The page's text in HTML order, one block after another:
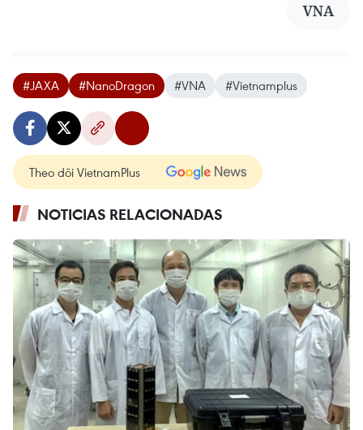
VNA
#JAXA #NanoDragon #VNA #Vietnamplus
Theo dõi VietnamPlus
NOTICIAS RELACIONADAS